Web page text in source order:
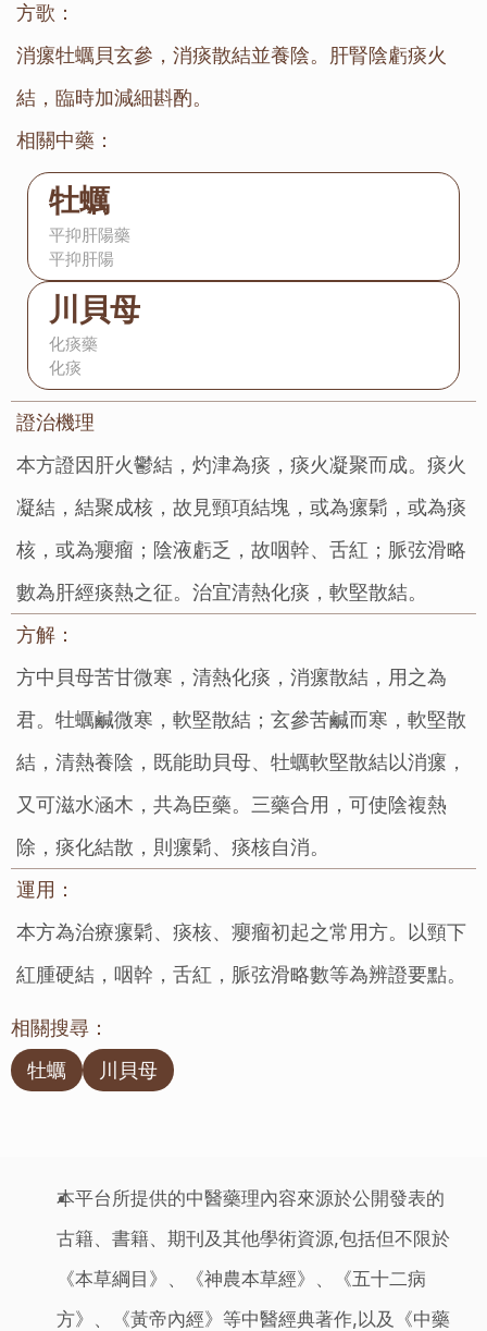
方歌：
消瘰牡蠣貝玄參，消痰散結並養陰。肝腎陰虧痰火
結，臨時加減細斟酌。
相關中藥：
牡蠣
平抑肝陽藥
平抑肝陽
川貝母
化痰藥
化痰
證治機理：
本方證因肝火鬱結，灼津為痰，痰火凝聚而成。痰火
凝結，結聚成核，故見頸項結塊，或為瘰鬁，或為痰
核，或為癭瘤；陰液虧乏，故咽幹、舌紅；脈弦滑略
數為肝經痰熱之征。治宜清熱化痰，軟堅散結。
方解：
方中貝母苦甘微寒，清熱化痰，消瘰散結，用之為
君。牡蠣鹹微寒，軟堅散結；玄參苦鹹而寒，軟堅散
結，清熱養陰，既能助貝母、牡蠣軟堅散結以消瘰，
又可滋水涵木，共為臣藥。三藥合用，可使陰複熱
除，痰化結散，則瘰鬁、痰核自消。
運用：
本方為治療瘰鬁、痰核、癭瘤初起之常用方。以頸下
紅腫硬結，咽幹，舌紅，脈弦滑略數等為辨證要點。
相關搜尋：
牡蠣
川貝母
本平台所提供的中醫藥理內容來源於公開發表的
古籍、書籍、期刊及其他學術資源,包括但不限於
《本草綱目》、《神農本草經》、《五十二病
方》、《黃帝內經》等中醫經典著作,以及《中藥